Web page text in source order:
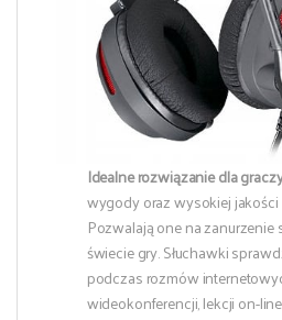
Idealne rozwiązanie dla
wygody oraz wysokiej
Pozwalają one na zanurzenie
świecie gry. Słuchawki
podczas rozmów
wideokonferencji, lekcji on-